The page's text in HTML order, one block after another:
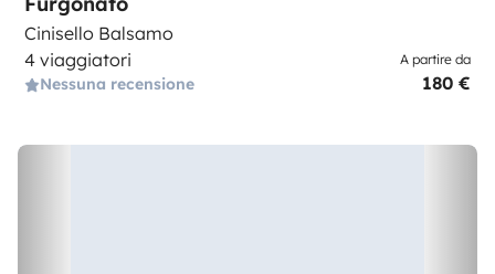
Cinisello Balsamo
4 viaggiatori
Nessuna recensione
A partire da
180 €